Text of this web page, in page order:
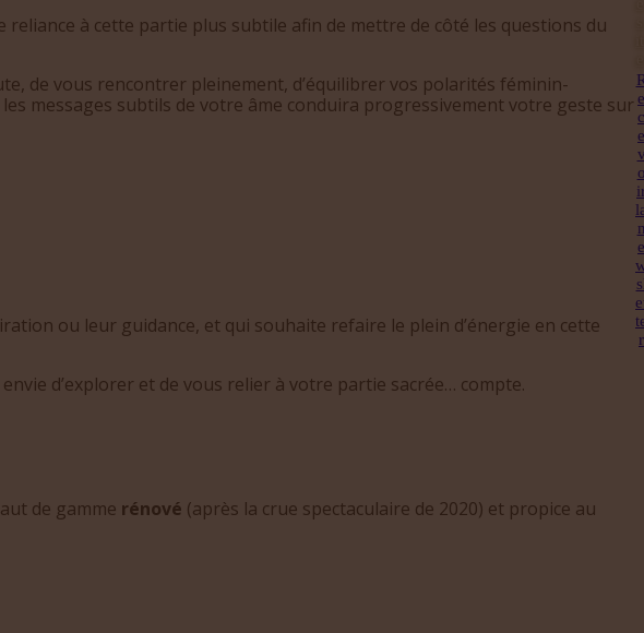
à cette partie plus subtile afin de mettre de côté les questions du
de vous rencontrer pleinement, d’équilibrer vos polarités féminin-
messages subtils de votre âme conduira progressivement votre geste sur
ou leur guidance, et qui souhaite refaire le plein d’énergie en cette
d’explorer et de vous relier à votre partie sacrée… compte.
de gamme rénové (après la crue spectaculaire de 2020) et propice au
e
c
e
e
r